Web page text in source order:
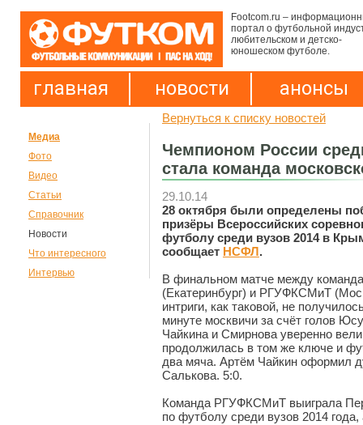
Footcom.ru –
портал о футбольной
любительском и детско-
юношеском футболе.
главная новости анонсы
Медиа
Фото
Видео
Статьи
Справочник
Новости
Что интересного
Интервью
Вернуться к списку новостей
Чемпионом России
стала команда
29.10.14
28 октября были определены
призёры Всероссийских
футболу среди вузов 2014 в
сообщает НСФЛ.
В финальном матче между
(Екатеринбург) и РГУФКСМиТ
интриги, как таковой, не
минуте москвичи за счёт голов
Чайкина и Смирнова уверенно
продолжилась в том же ключе и
два мяча. Артём Чайкин оформил
Салькова. 5:0.
Команда РГУФКСМиТ выиграла
по футболу среди вузов 2014